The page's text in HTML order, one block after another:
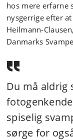
hos mere erfarne
nysgerrige efter
Heilmann-
Danmarks
Du må aldrig
spiselig
sørge for